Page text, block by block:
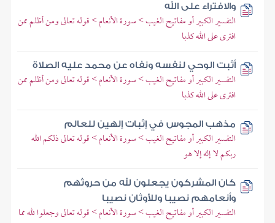
والافتراء على الله
التفسير الكبير أو مفاتيح الغيب > سورة الأنعام > قوله تعالى ومن أظلم ممن
افترى على الله كذبا
أثبت الوحي لنفسه ونفاه عن محمد عليه الصلاة
التفسير الكبير أو مفاتيح الغيب > سورة الأنعام > قوله تعالى ومن أظلم ممن
افترى على الله كذبا
مذهب المجوس في إثبات إلهين للعالم
التفسير الكبير أو مفاتيح الغيب > سورة الأنعام > قوله تعالى ذلكم الله
ربكم لا إله إلا هو
كان المشركون يجعلون لله من حروثهم
وأنعامهم نصيبا وللأوثان نصيبا
التفسير الكبير أو مفاتيح الغيب > سورة الأنعام > قوله تعالى وجعلوا لله مما